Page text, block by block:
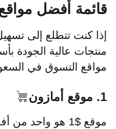
قائمة أفضل
إذا كنت تتطلع إلى
منتجات عالية الجودة
مواقع التسوق في
1. موقع أمازون
موقع $1 هو